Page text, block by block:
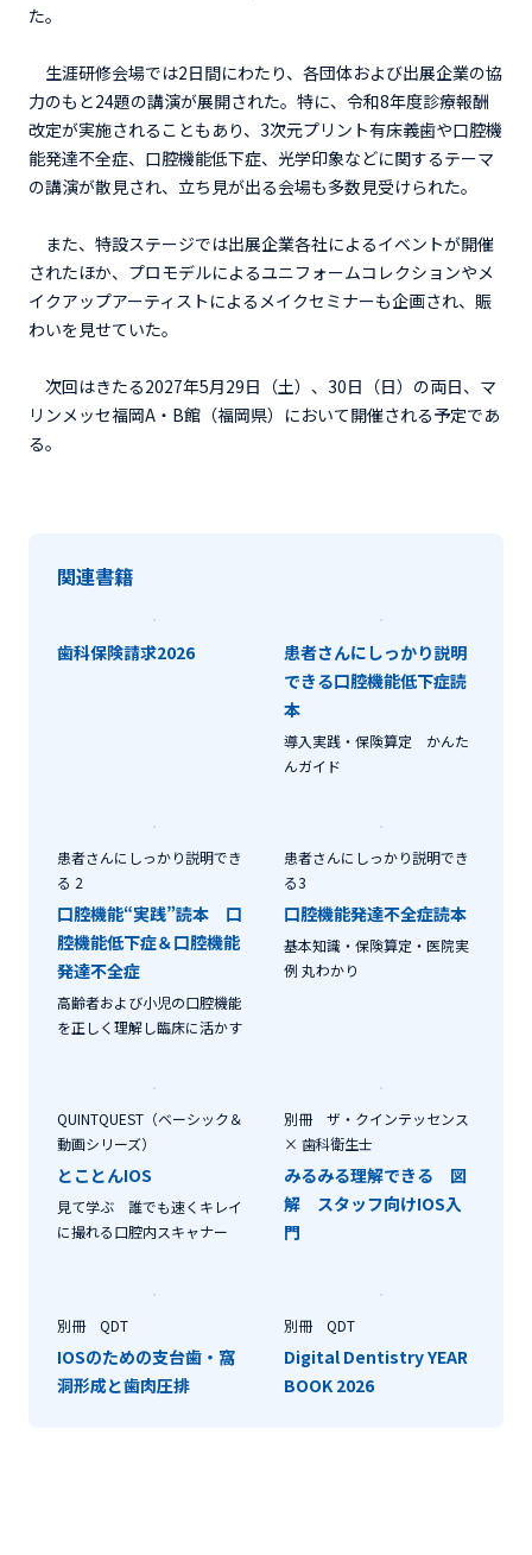
た。
生涯研修会場では2日間にわたり、各団体および出展企業の協
力のもと24題の講演が展開された。特に、令和8年度診療報酬
改定が実施されることもあり、3次元プリント有床義歯や口腔機
能発達不全症、口腔機能低下症、光学印象などに関するテーマ
の講演が散見され、立ち見が出る会場も多数見受けられた。
また、特設ステージでは出展企業各社によるイベントが開催
されたほか、プロモデルによるユニフォームコレクションやメ
イクアップアーティストによるメイクセミナーも企画され、賑
わいを見せていた。
次回はきたる2027年5月29日（土）、30日（日）の両日、マ
リンメッセ福岡A・B館（福岡県）において開催される予定であ
る。
関連書籍
歯科保険請求2026
患者さんにしっかり説明
できる口腔機能低下症読
本
導入実践・保険算定 かんた
んガイド
患者さんにしっかり説明でき
る 2
口腔機能“実践”読本 口
腔機能低下症＆口腔機能
発達不全症
高齢者および小児の口腔機能
を正しく理解し臨床に活かす
患者さんにしっかり説明でき
る3
口腔機能発達不全症読本
基本知識・保険算定・医院実
例 丸わかり
QUINTQUEST（ベーシック＆
動画シリーズ）
とことんIOS
見て学ぶ 誰でも速くキレイ
に撮れる口腔内スキャナー
別冊 ザ・クインテッセンス
× 歯科衛生士
みるみる理解できる 図
解 スタッフ向けIOS入
門
別冊 QDT
IOSのための支台歯・窩
洞形成と歯肉圧排
別冊 QDT
Digital Dentistry YEAR
BOOK 2026